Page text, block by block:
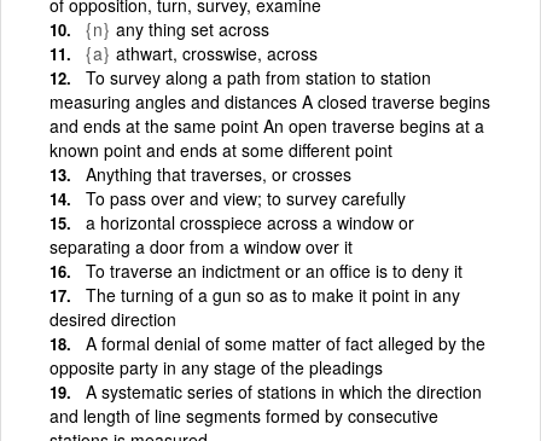
{n} any thing set across
{a} athwart, crosswise, across
To survey along a path from station to station
measuring angles and distances A closed traverse begins
and ends at the same point An open traverse begins at a
known point and ends at some different point
Anything that traverses, or crosses
To pass over and view; to survey carefully
a horizontal crosspiece across a window or
separating a door from a window over it
To traverse an indictment or an office is to deny it
The turning of a gun so as to make it point in any
desired direction
A formal denial of some matter of fact alleged by the
opposite party in any stage of the pleadings
A systematic series of stations in which the direction
and length of line segments formed by consecutive